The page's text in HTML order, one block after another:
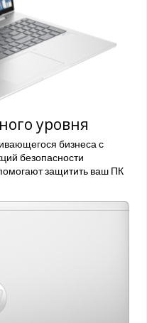
уровня
бизнеса с
безопасности
защитить ваш ПК